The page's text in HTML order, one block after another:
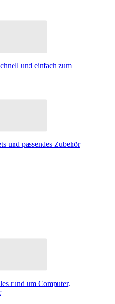
und einfach zum
und passendes Zubehör
rund um Computer,